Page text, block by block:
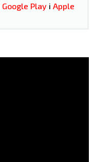
Google Play i Apple